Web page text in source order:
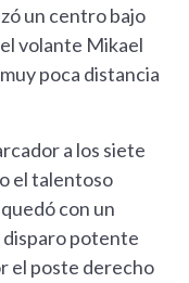
un centro bajo
volante Mikael
poca distancia
a los siete
el talentoso
con un
disparo potente
el poste derecho